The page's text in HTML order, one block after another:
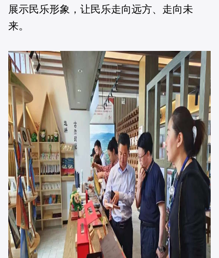
展示民乐形象，让民乐走向远方、走向未
来。